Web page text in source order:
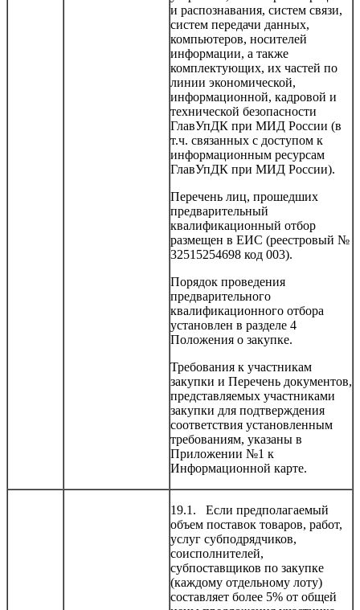
и распознавания, систем связи,
систем передачи данных,
компьютеров, носителей
информации, а также
комплектующих, их частей по
линии экономической,
информационной, кадровой и
технической безопасности
ГлавУпДК при МИД России (в
т.ч. связанных с доступом к
информационным ресурсам
ГлавУпДК при МИД России).
Перечень лиц, прошедших
предварительный
квалификационный отбор
размещен в ЕИС (реестровый №
32515254698 код 003).
Порядок проведения
предварительного
квалификационного отбора
установлен в разделе 4
Положения о закупке.
Требования к участникам
закупки и Перечень документов,
представляемых участниками
закупки для подтверждения
соответствия установленным
требованиям, указаны в
Приложении №1 к
Информационной карте.
19.1. Если предполагаемый
объем поставок товаров, работ,
услуг субподрядчиков,
соисполнителей,
субпоставщиков по закупке
(каждому отдельному лоту)
составляет более 5% от общей